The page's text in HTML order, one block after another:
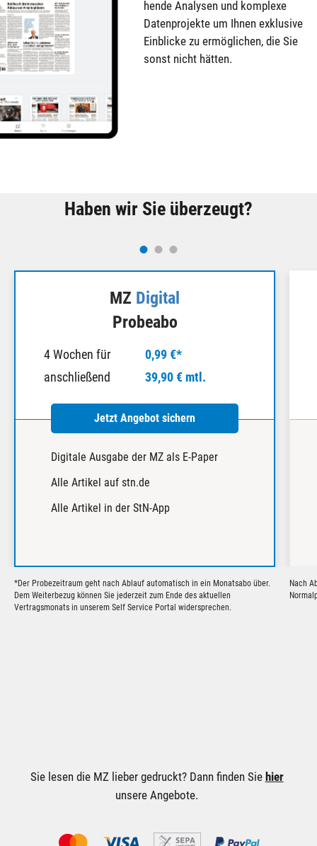
hende Ana­lysen und komp­lexe
Daten­projekte um Ihnen ex­klu­sive
Ein­blicke zu er­mög­lichen, die Sie
sonst nicht hätten.
Haben wir Sie überzeugt?
MZ Digital
Probeabo
4 Wochen für
0,99 €*
anschließend
39,90 € mtl.
Jetzt Angebot sichern
Digitale Ausgabe der MZ als E-Paper
Alle Artikel auf stn.de
Alle Artikel in der StN-App
*Der Probezeitraum geht nach Ablauf automatisch in ein Monatsabo über.
Dem Weiterbezug können Sie jederzeit zum Ende des aktuellen
Vertragsmonats in unserem Self Service Portal widersprechen.
Nach
Sie lesen die MZ lieber gedruckt? Dann finden Sie hier
unsere Angebote.